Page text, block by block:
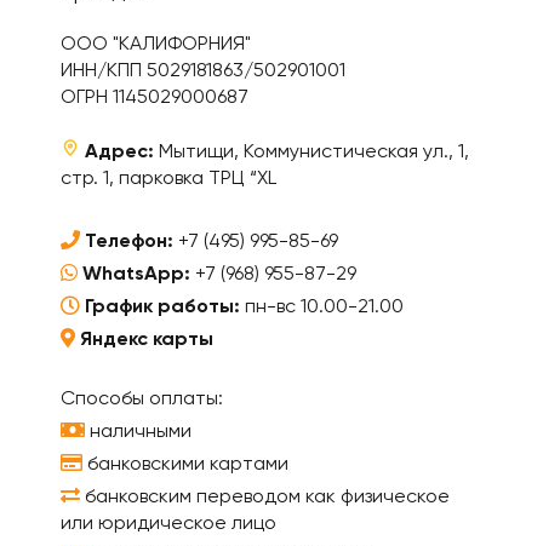
ООО "КАЛИФОРНИЯ"
ИНН/КПП 5029181863/502901001
ОГРН 1145029000687
Адрес: Мытищи, Коммунистическая ул., 1,
стр. 1, парковка ТРЦ “XL
Телефон: +7 (495) 995-85-69
WhatsApp: +7 (968) 955-87-29
График работы: пн-вс 10.00-21.00
Яндекс карты
Способы оплаты:
наличными
банковскими картами
банковским переводом как физическое
или юридическое лицо